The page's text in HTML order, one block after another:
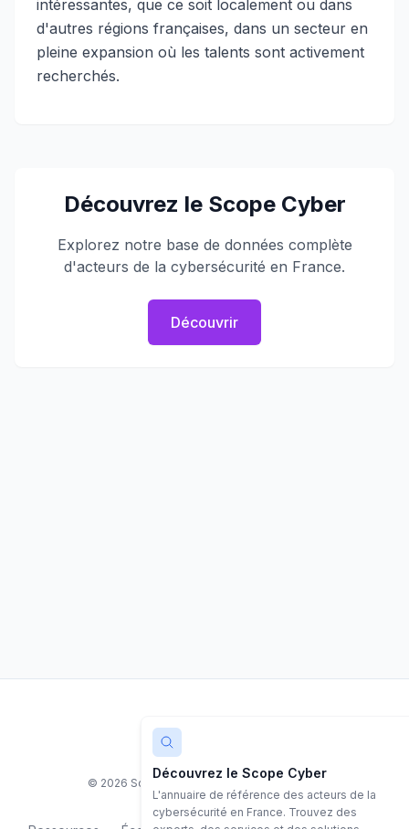
intéressantes, que ce soit localement ou dans
d'autres régions françaises, dans un secteur en
pleine expansion où les talents sont activement
recherchés.
Découvrez le Scope Cyber
Explorez notre base de données complète
d'acteurs de la cybersécurité en France.
Découvrir
© 2026 Scope Cyber. Tous droits réservés.
Découvrez le Scope Cyber
L'annuaire de référence des acteurs de la
cybersécurité en France. Trouvez des